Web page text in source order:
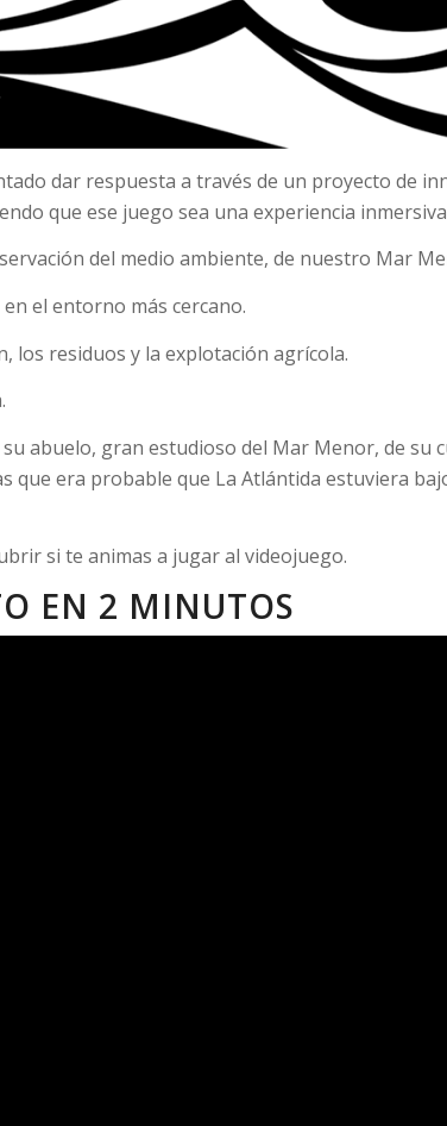
dar respuesta a través de un proyecto de
que ese juego sea una experiencia
del medio ambiente, de nuestro Mar
el entorno más cercano.
los residuos y la explotación agrícola.
abuelo, gran estudioso del Mar Menor, de su
que era probable que La Atlántida estuviera
si te animas a jugar al videojuego.
EN 2 MINUTOS